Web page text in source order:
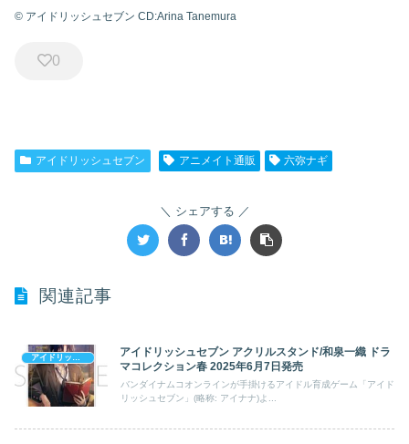
© アイドリッシュセブン CD:Arina Tanemura
0
アイドリッシュセブン アニメイト通販 六弥ナギ
シェアする
関連記事
アイドリッシュセブン アクリルスタンド/和泉一織 ドラ
マコレクション春 2025年6月7日発売
バンダイナムコオンラインが手掛けるアイドル育成ゲーム「アイド
リッシュセブン」(略称: アイナナ)よ...